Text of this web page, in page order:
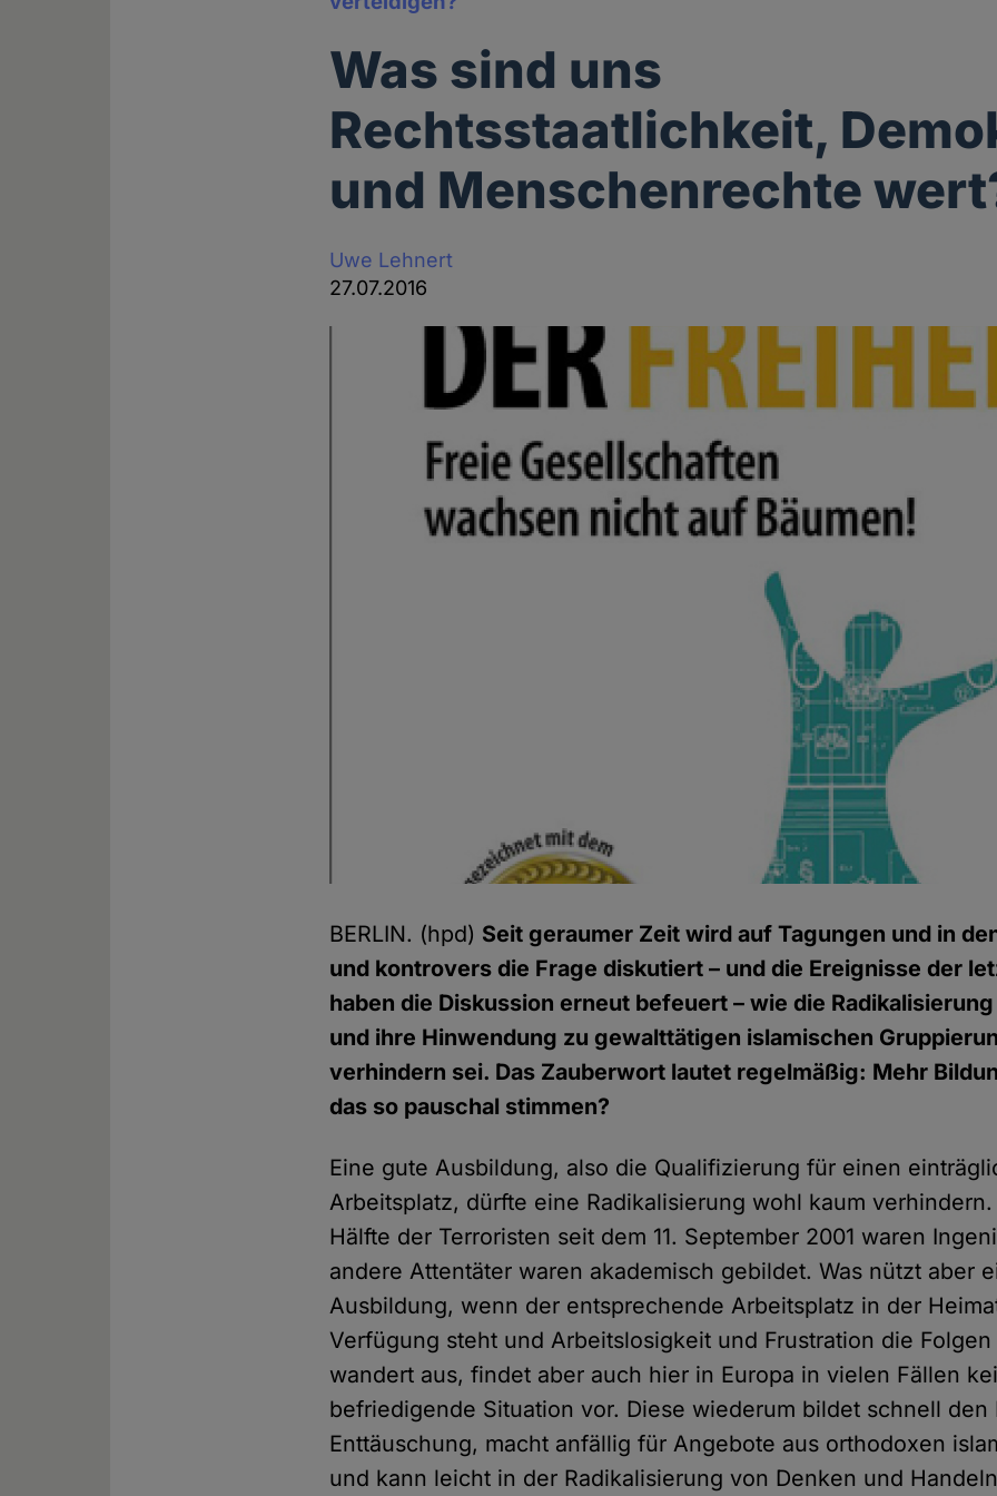
Was sind uns
Rechtsstaatlichkeit,
und Menschenrechte
Uwe Lehnert
27.07.2016
BERLIN. (hpd) Seit geraumer Zeit wird auf Tagungen und in
und kontrovers die Frage diskutiert – und die Ereignisse der
haben die Diskussion erneut befeuert – wie die
und ihre Hinwendung zu gewalttätigen islamischen
verhindern sei. Das Zauberwort lautet regelmäßig: Mehr
das so pauschal stimmen?
Eine gute Ausbildung, also die Qualifizierung für einen
Arbeitsplatz, dürfte eine Radikalisierung wohl kaum
Hälfte der Terroristen seit dem 11. September 2001 waren
andere Attentäter waren akademisch gebildet. Was nützt aber
Ausbildung, wenn der entsprechende Arbeitsplatz in der
Verfügung steht und Arbeitslosigkeit und Frustration die
wandert aus, findet aber auch hier in Europa in vielen Fällen
befriedigende Situation vor. Diese wiederum bildet schnell den
Enttäuschung, macht anfällig für Angebote aus orthodoxen
und kann leicht in der Radikalisierung von Denken und